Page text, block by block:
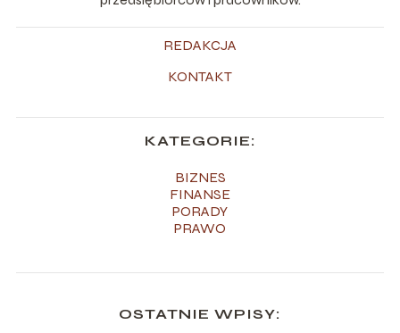
REDAKCJA
KONTAKT
KATEGORIE:
BIZNES
FINANSE
PORADY
PRAWO
OSTATNIE WPISY: